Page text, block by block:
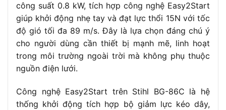
công suất 0.8 kW, tích hợp công nghệ Easy2Start
giúp khởi động nhẹ tay và đạt lực thổi 15N với tốc
độ gió tối đa 89 m/s. Đây là lựa chọn đáng chú ý
cho người dùng cần thiết bị mạnh mẽ, linh hoạt
trong môi trường ngoài trời mà không phụ thuộc
nguồn điện lưới.
Công nghệ Easy2Start trên Stihl BG-86C là hệ
thống khởi động tích hợp bộ giảm lực kéo dây,